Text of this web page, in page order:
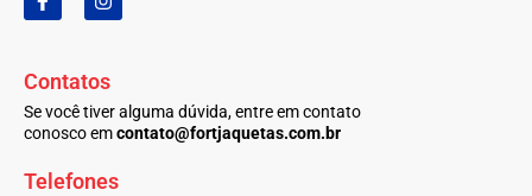
a
o
o
k
-
n
g
r
a
m
Contatos
Se você tiver alguma dúvida, entre em contato
conosco emcontato@fortjaquetas.com.br
Telefones